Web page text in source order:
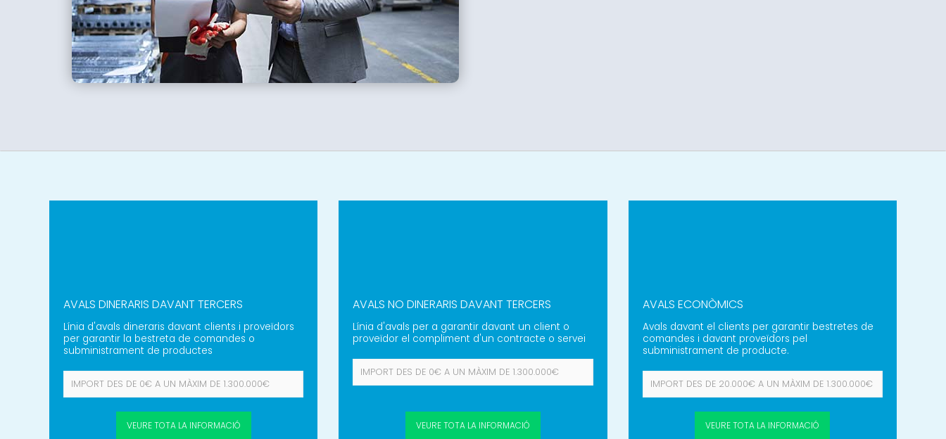
AVALS DINERARIS DAVANT TERCERS
Línia d'avals dineraris davant clients i proveïdors
per garantir la bestreta de comandes o
subministrament de productes
IMPORT DES DE 0€ A UN MÀXIM DE 1.300.000€
VEURETOTA LAINFORMACIÓ
AVALS NO DINERARIS DAVANT TERCERS
Línia d'avals per a garantir davant un client o
proveïdor el compliment d'un contracte o servei
IMPORT DES DE 0€ A UN MÀXIM DE 1.300.000€
VEURETOTA LAINFORMACIÓ
AVALS ECONÒMICS
Avals davant el clients per garantir bestretes de
comandes i davant proveïdors pel
subministrament de producte.
IMPORT DES DE 20.000€ A UN MÀXIM DE 1.300.000€
VEURETOTA LA INFORMACIÓ